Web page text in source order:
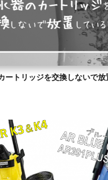
ートリッジを交換しないで